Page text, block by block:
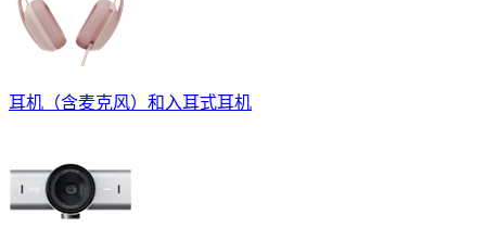
耳机（含麦克风）和入耳式耳机